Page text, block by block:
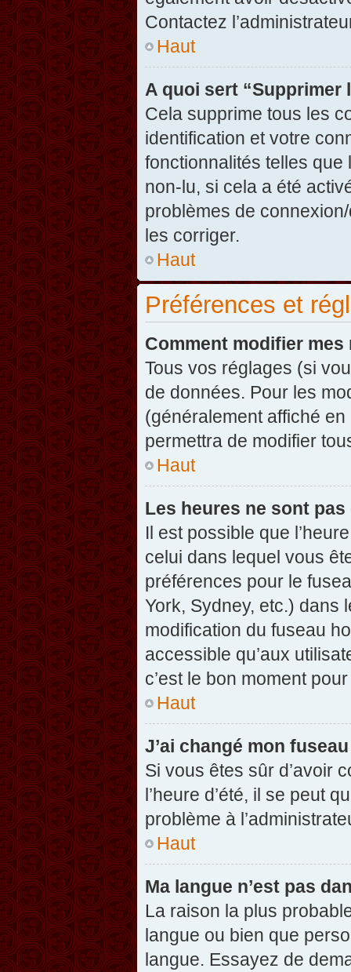
Contactez
Haut
A quoi sert “Supprimer
Cela supprime tous les
identification et votre
fonctionnalités telles que
non-lu, si cela a été
problèmes de
les corriger.
Haut
Préférences et
Comment modifier mes
Tous vos réglages (si
de données. Pour les
(généralement affiché
permettra de modifier
Haut
Les heures ne sont
Il est possible que
celui dans lequel vous
préférences pour le
York, Sydney, etc.) dans
modification du fuseau
accessible qu’aux
c’est le bon moment
Haut
J’ai changé mon
Si vous êtes sûr d’avoir
l’heure d’été, il se peut
problème à
Haut
Ma langue n’est pas
La raison la plus
langue ou bien que
langue. Essayez de